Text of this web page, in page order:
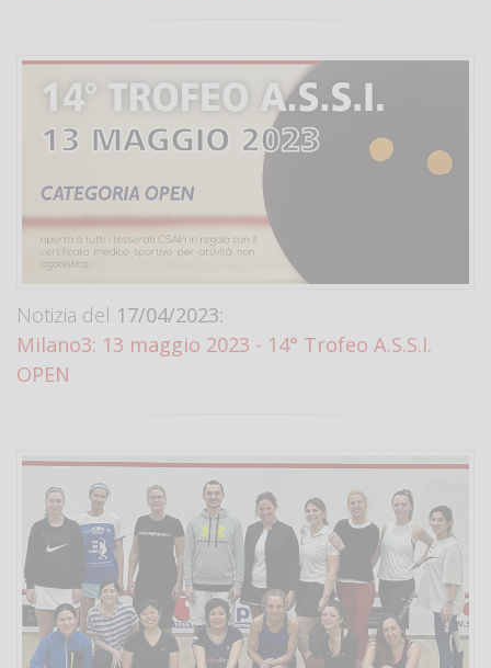
Notizia del 17/04/2023:
Milano3: 13 maggio 2023 - 14° Trofeo A.S.S.I.
OPEN